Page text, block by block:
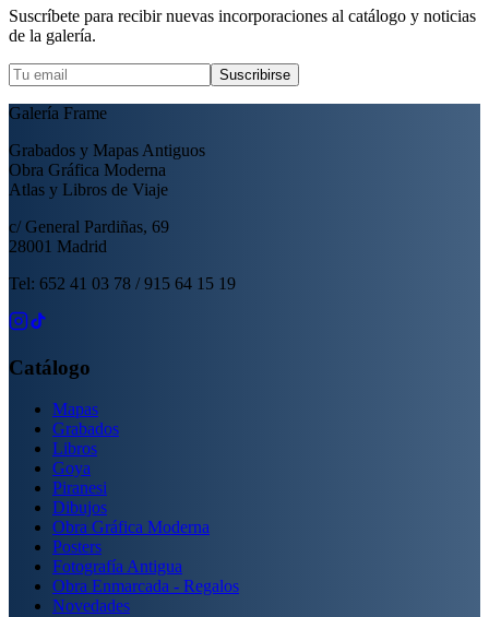
Suscríbete para recibir nuevas incorporaciones al catálogo y noticias
de la galería.
Suscribirse
Galería Frame
Grabados y Mapas Antiguos
Obra Gráfica Moderna
Atlas y Libros de Viaje
c/ General Pardiñas, 69
28001 Madrid
Tel: 652 41 03 78 / 915 64 15 19
Catálogo
Mapas
Grabados
Libros
Goya
Piranesi
Dibujos
Obra Gráfica Moderna
Posters
Fotografía Antigua
Obra Enmarcada - Regalos
Novedades